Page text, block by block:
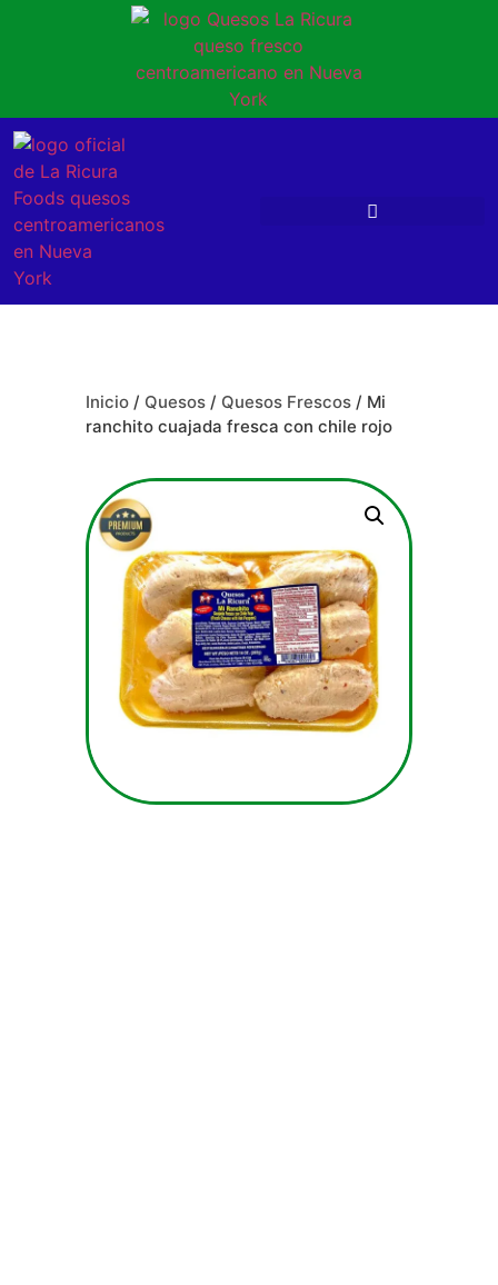
Inicio / Quesos / Quesos Frescos / Mi
ranchito cuajada fresca con chile rojo